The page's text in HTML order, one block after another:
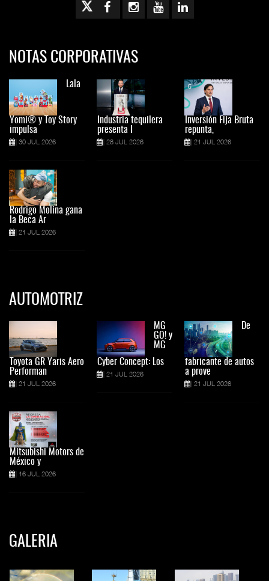
NOTAS CORPORATIVAS
Lala
Yomi® y Toy Story
impulsa
30 JUL 2026
Rodrigo Molina gana
la Beca Ar
21 JUL 2026
Industria tequilera
presenta l
28 JUL 2026
Inversión Fija Bruta
repunta,
21 JUL 2026
AUTOMOTRIZ
Toyota GR Yaris Aero
Performan
21 JUL 2026
Mitsubishi Motors de
México y
16 JUL 2026
MG
GO! y
MG
Cyber Concept: Los
21 JUL 2026
De
fabricante de autos
a prove
21 JUL 2026
GALERIA